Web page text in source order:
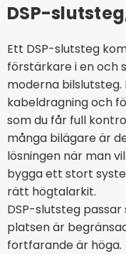
DSP-
Ett DSP-slutsteg
förstärkare i en och
moderna
kabeldragning och
som du får full
många bilägare är
lösningen när man
bygga ett stort
rätt högtalarkit.
DSP-slutsteg
platsen är
fortfarande är höga.